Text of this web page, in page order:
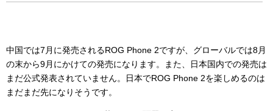
中国では7月に発売されるROG Phone 2ですが、グローバルでは8月
の末から9月にかけての発売になります。また、日本国内での発売は
まだ公式発表されていません。日本でROG Phone 2を楽しめるのは
まだまだ先になりそうです。